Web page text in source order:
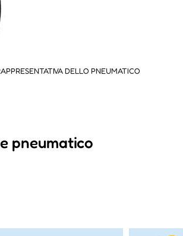
DELLO PNEUMATICO
pneumatico